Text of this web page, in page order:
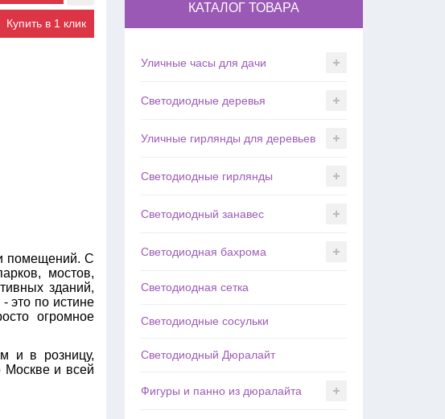
Купить в 1 клик
помещений. С
мостов,
зданий,
это по истине
огромное
и в розницу,
Москве и всей
КАТАЛОГ ТОВАРА
Уличные часы для дачи
Светодиодные деревья
Уличные гирлянды для деревьев
Светодиодные гирлянды
Светодиодный занавес
Светодиодная бахрома
Светодиодная сетка
Светодиодные сосульки
Светодиодный Дюралайт
Фигуры и панно из дюралайта